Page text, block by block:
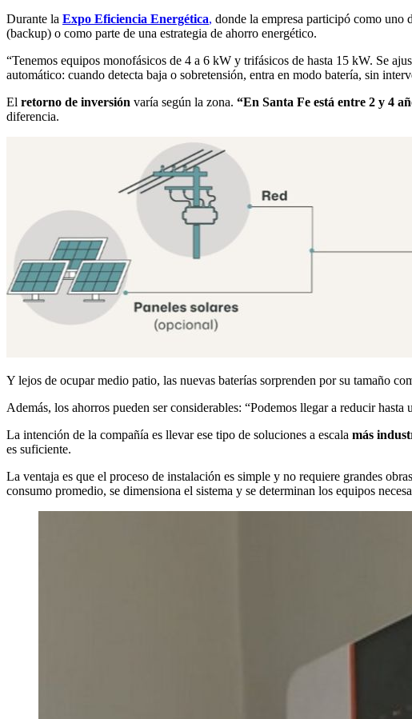
Durante la Expo Eficiencia Energética, donde la empresa participó como uno
(backup) o como parte de una estrategia de ahorro energético.
“Tenemos equipos monofásicos de 4 a 6 kW y trifásicos de hasta 15 kW. Se
automático: cuando detecta baja o sobretensión, entra en modo batería, sin
El retorno de inversión varía según la zona. “En Santa Fe está entre 2 y 4
diferencia.
Y lejos de ocupar medio patio, las nuevas baterías sorprenden por su tamaño
Además, los ahorros pueden ser considerables: “Podemos llegar a reducir hasta
La intención de la compañía es llevar ese tipo de soluciones a escala más
es suficiente.
La ventaja es que el proceso de instalación es simple y no requiere grandes
consumo promedio, se dimensiona el sistema y se determinan los equipos